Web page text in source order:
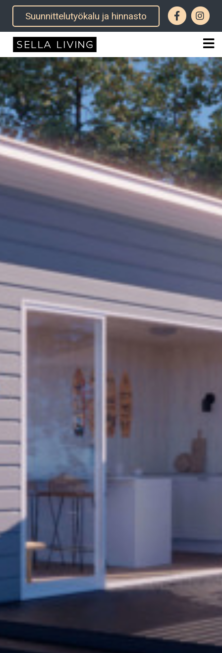
Suunnittelutyökalu ja hinnasto